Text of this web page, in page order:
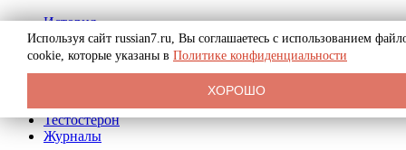
История
Биография
Криминал
Реклама на сайте
Тестостерон
Журналы
Используя сайт russian7.ru, Вы соглашаетесь с использованием
cookie, которые указаны в Политике конфиденциальности
ХОРОШО